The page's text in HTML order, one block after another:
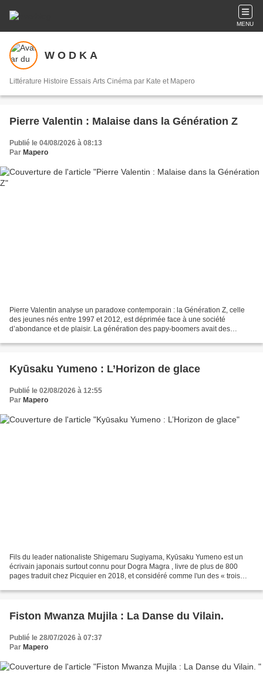
MENU
W O D K A
Littérature Histoire Essais Arts Cinéma par Kate et Mapero
Pierre Valentin : Malaise dans la Génération Z
Publié le 04/08/2026 à 08:13
Par Mapero
Pierre Valentin analyse un paradoxe contemporain : la Génération Z, celle
des jeunes nés entre 1997 et 2012, est déprimée face à une société
d’abondance et de plaisir. La génération des papy-boomers avait des
Kyūsaku Yumeno : L’Horizon de glace
Publié le 02/08/2026 à 12:55
Par Mapero
Fils du leader nationaliste Shigemaru Sugiyama, Kyūsaku Yumeno est un
écrivain japonais surtout connu pour Dogra Magra , livre de plus de 800
pages traduit chez Picquier en 2018, et considéré comme l'un des « trois
Fiston Mwanza Mujila : La Danse du Vilain.
Publié le 28/07/2026 à 07:37
Par Mapero